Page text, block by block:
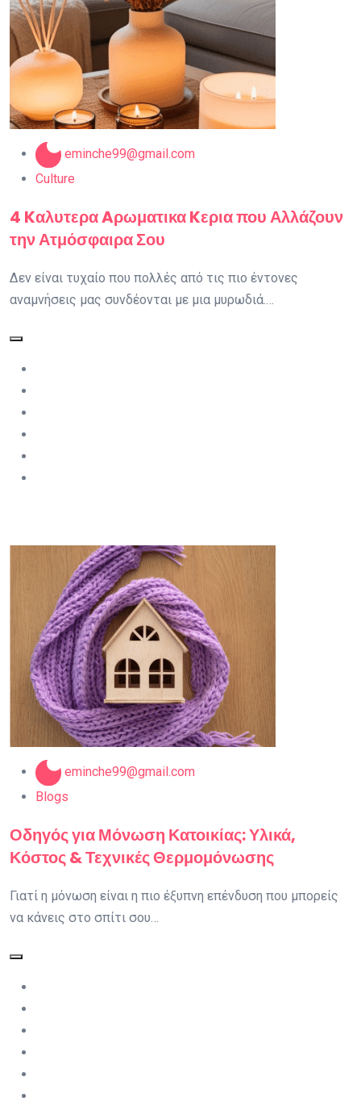
eminche99@gmail.com
Culture
4 Kαλυτερα Aρωματικα Kερια που Αλλάζουν
την Ατμόσφαιρα Σου
Δεν είναι τυχαίο που πολλές από τις πιο έντονες
αναμνήσεις μας συνδέονται με μια μυρωδιά.…
eminche99@gmail.com
Blogs
Οδηγός για Μόνωση Κατοικίας: Υλικά,
Κόστος & Τεχνικές Θερμομόνωσης
Γιατί η μόνωση είναι η πιο έξυπνη επένδυση που μπορείς
να κάνεις στο σπίτι σου…